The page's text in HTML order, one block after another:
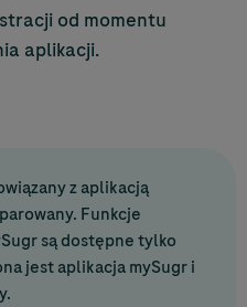
od momentu
aplikacji.
z aplikacją
Funkcje
są dostępne tylko
jest aplikacja mySugr i